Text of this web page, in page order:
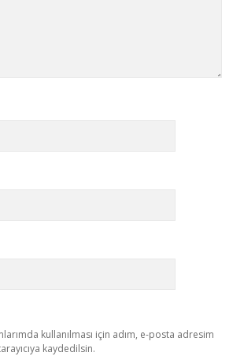
kullanılması için adım, e-posta adresim
kaydedilsin.